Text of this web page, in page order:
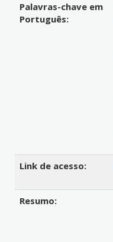
Palavras-chave em
Português:
Link de acesso:
Resumo: